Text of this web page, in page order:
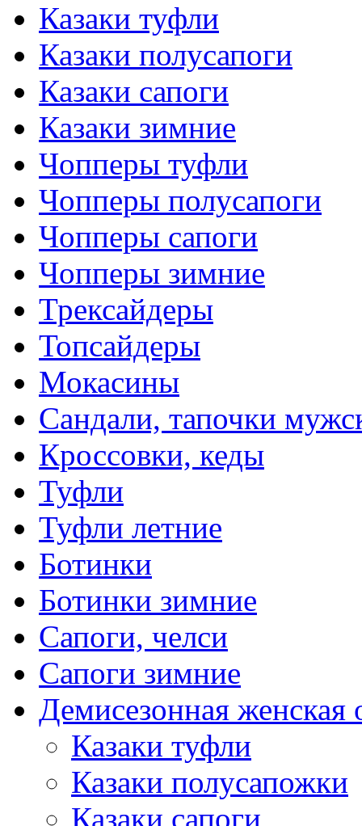
Казаки туфли
Казаки полусапоги
Казаки сапоги
Казаки зимние
Чопперы туфли
Чопперы полусапоги
Чопперы сапоги
Чопперы зимние
Трексайдеры
Топсайдеры
Мокасины
Сандали, тапочки
Кроссовки, кеды
Туфли
Туфли летние
Ботинки
Ботинки зимние
Сапоги, челси
Сапоги зимние
Демисезонная женская
Казаки туфли
Казаки полусапожки
Казаки сапоги